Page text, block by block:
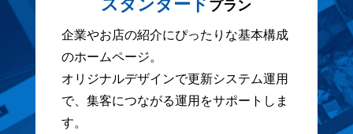
スタンダード プラン
企業やお店の紹介にぴったりな基本構成
のホームページ。
オリジナルデザインで更新システム運用
で、集客につながる運用をサポートしま
す。